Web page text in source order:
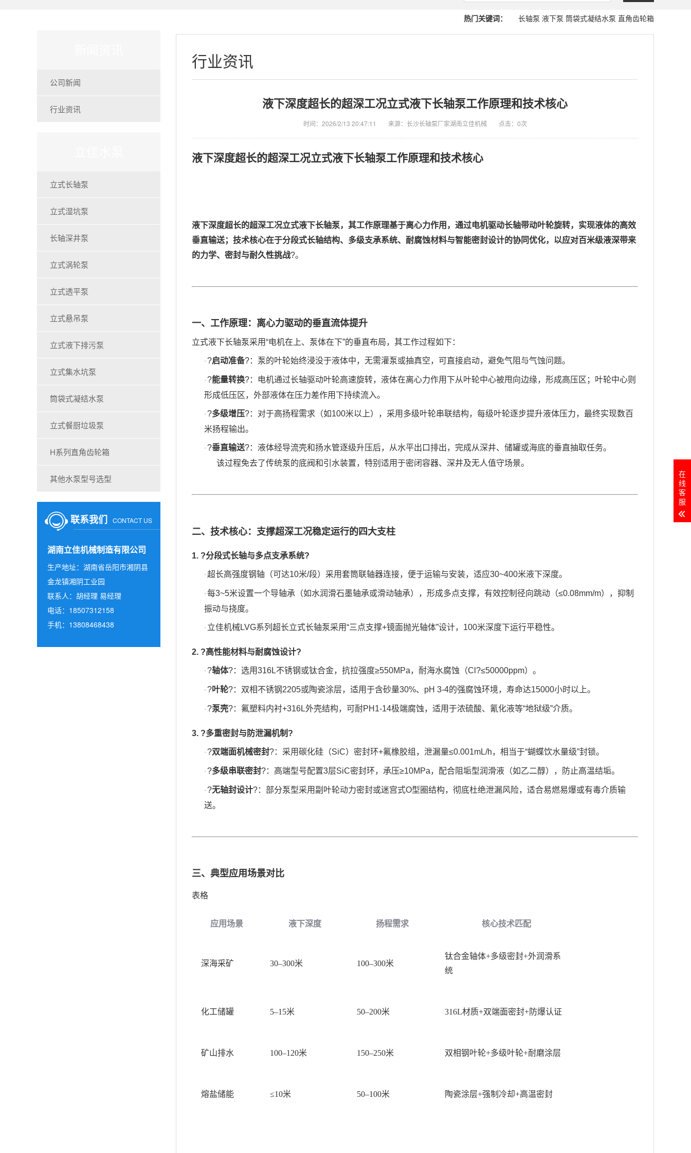
热门关键词： 长轴泵 液下泵 筒袋式凝结水泵 直角齿轮箱
公司新闻
行业资讯
立式长轴泵
立式湿坑泵
长轴深井泵
立式涡轮泵
立式透平泵
立式悬吊泵
立式液下排污泵
立式集水坑泵
筒袋式凝结水泵
立式餐厨垃圾泵
H系列直角齿轮箱
其他水泵型号选型
联系我们 CONTACT US
湖南立佳机械制造有限公司
生产地址：湖南省岳阳市湘阴县
金龙镇湘阴工业园
联系人：胡经理 易经理
电话：18507312158
手机：13808468438
行业资讯
液下深度超长的超深工况立式液下长轴泵工作原理和技术核心
时间：2026/2/13 20:47:11 来源：长沙长轴泵厂家湖南立佳机械 点击： 0次
液下深度超长的超深工况立式液下长轴泵工作原理和技术核心
液下深度超长的超深工况立式液下长轴泵，其工作原理基于离心力作用，通过电机驱动长轴带动叶轮旋转，实现液体的高效
垂直输送；技术核心在于分段式长轴结构、多级支承系统、耐腐蚀材料与智能密封设计的协同优化，以应对百米级液深带来
的力学、密封与耐久性挑战?。
一、工作原理：离心力驱动的垂直流体提升
立式液下长轴泵采用“电机在上、泵体在下”的垂直布局，其工作过程如下：
· ?启动准备?：泵的叶轮始终浸没于液体中，无需灌泵或抽真空，可直接启动，避免气阻与气蚀问题。
· ?能量转换?：电机通过长轴驱动叶轮高速旋转，液体在离心力作用下从叶轮中心被甩向边缘，形成高压区；叶轮中心则
形成低压区，外部液体在压力差作用下持续流入。
· ?多级增压?：对于高扬程需求（如100米以上），采用多级叶轮串联结构，每级叶轮逐步提升液体压力，最终实现数百
米扬程输出。
· ?垂直输送?：液体经导流壳和扬水管逐级升压后，从水平出口排出，完成从深井、储罐或海底的垂直抽取任务。
该过程免去了传统泵的底阀和引水装置，特别适用于密闭容器、深井及无人值守场景。
二、技术核心：支撑超深工况稳定运行的四大支柱
1. ?分段式长轴与多点支承系统?
· 超长高强度钢轴 （可达10米/段）采用套筒联轴器连接，便于运输与安装，适应30~400米液下深度。
· 每3~5米设置一个导轴承（如水润滑石墨轴承或滑动轴承），形成多点支撑，有效控制径向跳动（≤0.08mm/m），抑制
振动与挠度。
· 立佳机械LVG系列超长立式长轴泵采用“三点支撑+镜面抛光轴体”设计， 100米深度下运行平稳性。
2. ?高性能材料与耐腐蚀设计?
· ?轴体?：选用316L不锈钢或钛合金，抗拉强度≥550MPa，耐海水腐蚀（Cl?≤50000ppm）。
· ?叶轮?：双相不锈钢2205或陶瓷涂层，适用于含砂量30%、pH 3-4的强腐蚀环境，寿命达15000小时以上。
· ?泵壳?：氟塑料内衬+316L外壳结构，可耐PH1-14极端腐蚀，适用于浓硫酸、氰化液等“地狱级”介质。
3. ?多重密封与防泄漏机制 ?
· ?双端面机械密封?：采用碳化硅（SiC）密封环+氟橡胶组，泄漏量≤0.001mL/h，相当于“蝴蝶饮水量级”封锁。
· ?多级串联密封?：高端型号配置3层SiC密封环，承压≥10MPa，配合阻垢型润滑液（如乙二醇），防止高温结垢。
· ?无轴封设计?：部分泵型采用副叶轮动力密封或迷宫式O型圈结构，彻底杜绝泄漏风险，适合易燃易爆或有毒介质输
送。
三、典型应用场景对比
表格
应用场景 液下深度 扬程需求 核心技术匹配
深海采矿 30–300米 100–300米
钛合金轴体+多级密封+外润滑系
统
化工储罐 5–15米 50–200米 316L材质+双端面密封+防爆认证
矿山排水 100–120米 150–250米 双相钢叶轮+多级叶轮+耐磨涂层
熔盐储能 ≤10米 50–100米 陶瓷涂层+强制冷却+高温密封
在
线
客
服